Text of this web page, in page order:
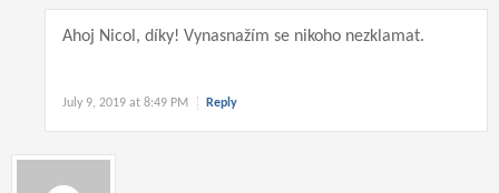
Ahoj Nicol, díky! Vynasnažím se nikoho nezklamat.
July 9, 2019 at 8:49 PM Reply